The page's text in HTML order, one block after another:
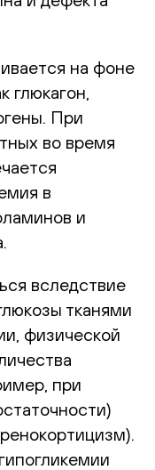
на фоне
глюкагон,
При
во время
в
и
вследствие
тканями
физической
при